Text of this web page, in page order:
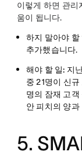
이렇게 하면 관리
움이 됩니다.
하지 말아야 할
추가했습니다.
해야 할 일: 지
중 21명이 신
명의 잠재 고
안 피치의 양
5.